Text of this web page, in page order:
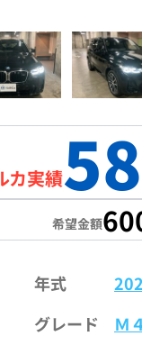
カ実績
希望金額
年式
グレード
Ｍ